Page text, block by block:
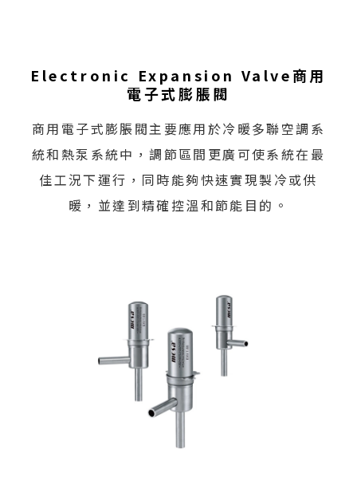
Electronic Expansion Valve商用
電子式膨脹閥
商用電子式膨脹閥主要應用於冷暖多聯空調系
統和熱泵系統中，調節區間更廣可使系統在最
佳工況下運行，同時能夠快速實現製冷或供
暖，並達到精確控溫和節能目的。